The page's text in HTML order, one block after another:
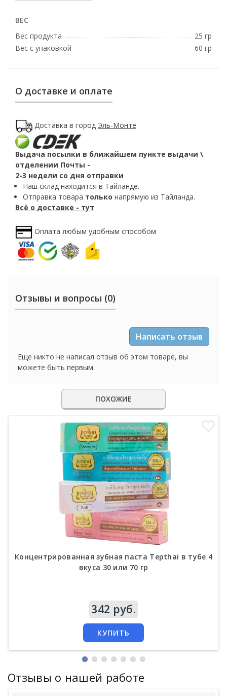
ВЕС
Вес продукта
25 гр
Вес с упаковкой
60 гр
О доставке и оплате
Доставка в город Эль-Монте
Выдача посылки в ближайшем пункте выдачи \
отделении Почты -
2-3 недели со дня отправки
Наш склад находится в Тайланде.
Отправка товара только напрямую из Тайланда.
Всё о доставке - тут
Оплата любым удобным способом
Отзывы и вопросы (0)
Написать отзыв
Еще никто не написал отзыв об этом товаре, вы
можете быть первым.
ПОХОЖИЕ
Концентрированная зубная паста Tepthai в тубе 4
вкуса 30 или 70 гр
342 руб.
КУПИТЬ
Отзывы о нашей работе